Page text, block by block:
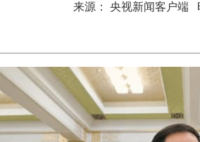
来源： 央视新闻客户端